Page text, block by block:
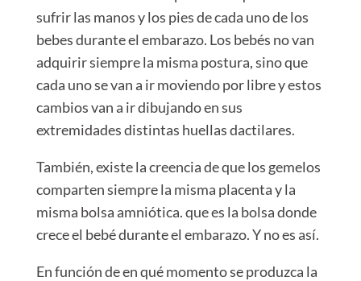
sufrir las manos y los pies de cada uno de los
bebes durante el embarazo. Los bebés no van
adquirir siempre la misma postura, sino que
cada uno se van a ir moviendo por libre y estos
cambios van a ir dibujando en sus
extremidades distintas huellas dactilares.
También, existe la creencia de que los gemelos
comparten siempre la misma placenta y la
misma bolsa amniótica. que es la bolsa donde
crece el bebé durante el embarazo.Y no es así.
En función de en qué momento se produzca la